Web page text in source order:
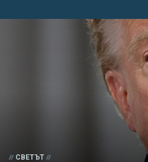
СВЕТЪТ